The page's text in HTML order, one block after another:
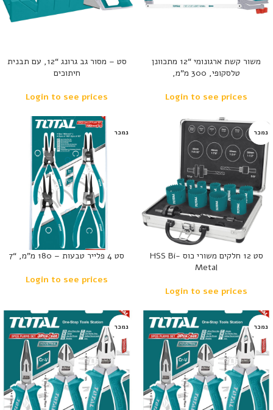
משור קשת ארגונומי “12 מתכוונן
טלסקופי, 300 מ”מ,
Login to see prices
סט – מסור גב גרונג “12, עם תבנית
חיתוכים
Login to see prices
נמכר
סט 12 חלקים משורי כוס -HSS Bi
Metal
Login to see prices
נמכר
סט 4 פלייר טבעות – 180 מ”מ, “7
Login to see prices
נמכר נמכר